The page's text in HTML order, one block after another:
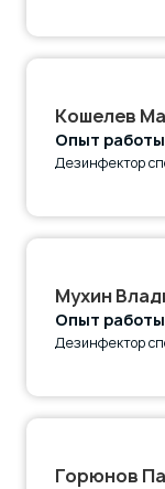
Кошелев
Опыт
Дезинфектор
Мухин
Опыт
Дезинфектор
Горюнов